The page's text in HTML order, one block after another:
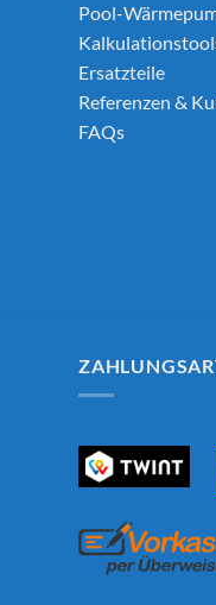
Pool-
Ersatzteile
Referenzen &
FAQs